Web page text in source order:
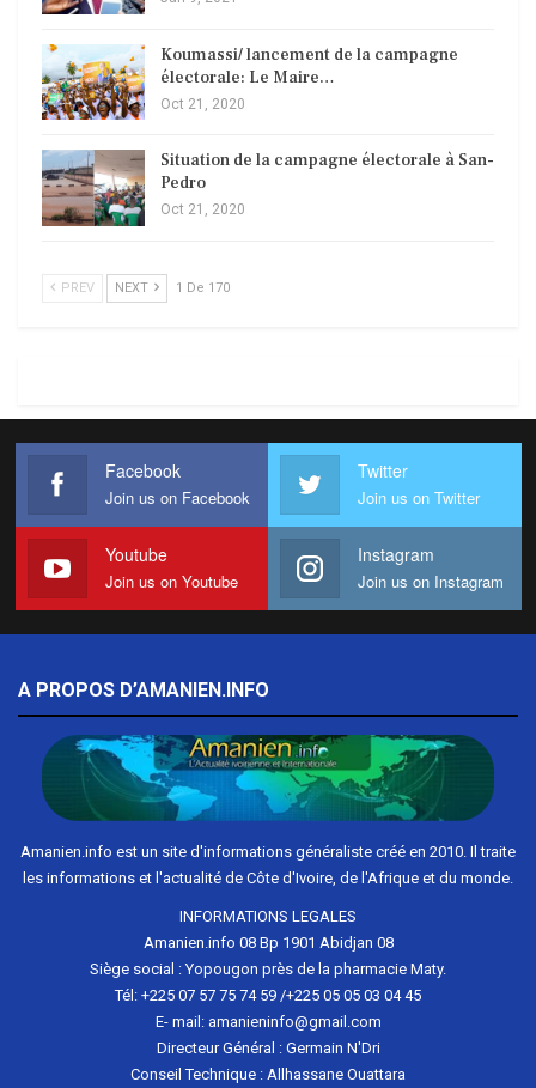
Koumassi/ lancement de la campagne
électorale: Le Maire…
Oct 21, 2020
Situation de la campagne électorale à San-
Pedro
Oct 21, 2020
PREV NEXT 1 De 170
Facebook
Join us on Facebook
Twitter
Join us on Twitter
Youtube
Join us on Youtube
Instagram
Join us on Instagram
A PROPOS D’AMANIEN.INFO
Amanien.info est un site d'informations généraliste créé en 2010. Il traite
les informations et l'actualité de Côte d'Ivoire, de l'Afrique et du monde.
INFORMATIONS LEGALES
Amanien.info 08 Bp 1901 Abidjan 08
Siège social : Yopougon près de la pharmacie Maty.
Tél: +225 07 57 75 74 59 /+225 05 05 03 04 45
E- mail: amanieninfo@gmail.com
Directeur Général : Germain N'Dri
Conseil Technique : Allhassane Ouattara